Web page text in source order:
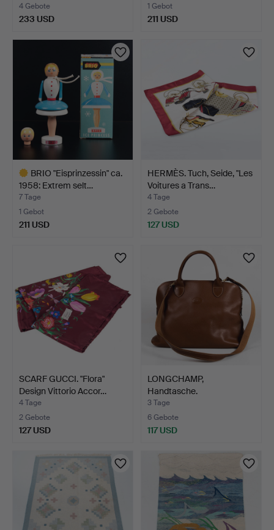
4 Gebote
233 USD
1 Gebot
211 USD
BRIO "Eisprinzessin" ca.
1958: Extrem selt…
7 Tage
1 Gebot
211 USD
HERMÈS. Tuch, Seide, "Les
Voitures a Trans…
4 Tage
2 Gebote
127 USD
SCARF GUCCI. "Flora"
Design Vittorio Accor…
4 Tage
2 Gebote
127 USD
LONGCHAMP,
Handtasche.
3 Tage
6 Gebote
117 USD